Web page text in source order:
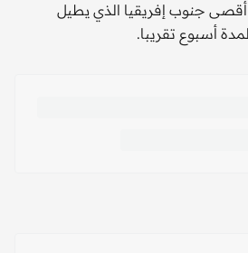
جنوب إفريقيا الذي يطيل
أسبوع تقريبا.